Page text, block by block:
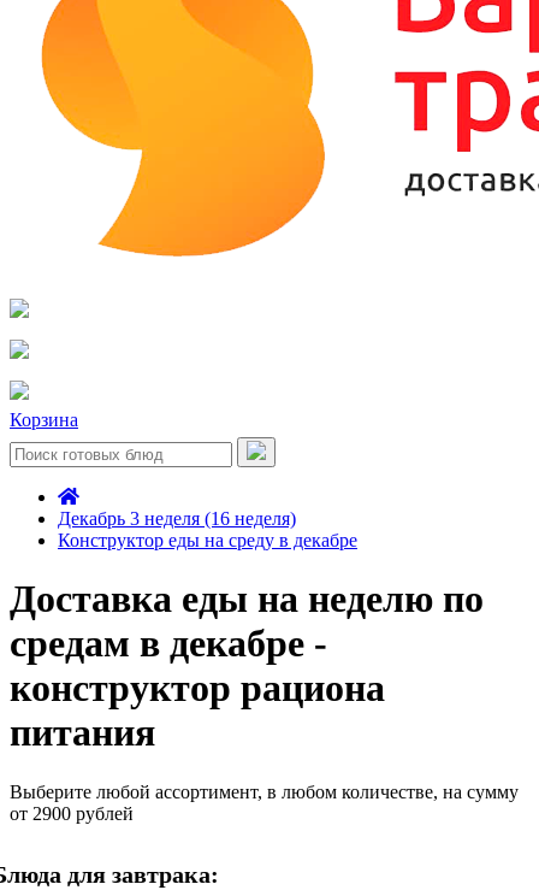
Корзина
Декабрь 3 неделя (16 неделя)
Конструктор еды на среду в декабре
Доставка еды на неделю по
средам в декабре -
конструктор рациона
питания
Выберите любой ассортимент, в любом количестве, на сумму
от 2900 рублей
для завтрака: